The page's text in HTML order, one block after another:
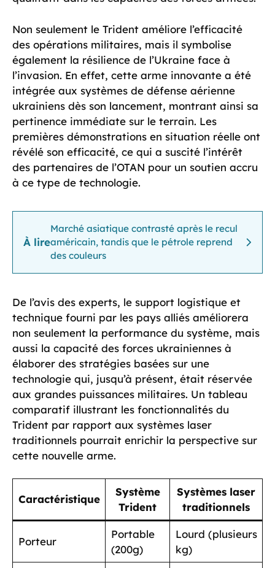
Non seulement le Trident améliore l’efficacité
des opérations militaires, mais il symbolise
également la résilience de l’Ukraine face à
l’invasion. En effet, cette arme innovante a été
intégrée aux systèmes de défense aérienne
ukrainiens dès son lancement, montrant ainsi sa
pertinence immédiate sur le terrain. Les
premières démonstrations en situation réelle ont
révélé son efficacité, ce qui a suscité l’intérêt
des partenaires de l’OTAN pour un soutien accru
à ce type de technologie.
À lire
Marché asiatique contrasté après le recul
américain, tandis que le pétrole reprend
des couleurs
De l’avis des experts, le support logistique et
technique fourni par les pays alliés améliorera
non seulement la performance du système, mais
aussi la capacité des forces ukrainiennes à
élaborer des stratégies basées sur une
technologie qui, jusqu’à présent, était réservée
aux grandes puissances militaires. Un tableau
comparatif illustrant les fonctionnalités du
Trident par rapport aux systèmes laser
traditionnels pourrait enrichir la perspective sur
cette nouvelle arme.
Caractéristique
Système
Trident
Systèmes laser
traditionnels
Porteur
Portable
(200g)
Lourd (plusieurs
kg)